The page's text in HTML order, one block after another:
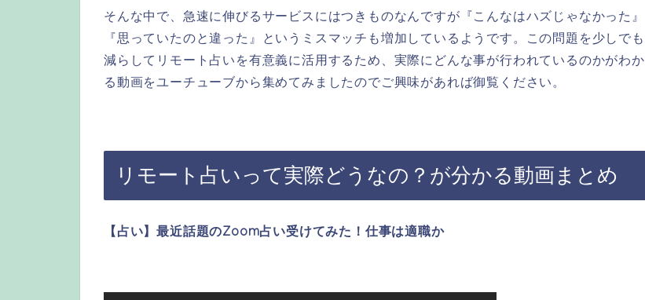
そんな中で、急速に伸びるサービスにはつきものなんですが『こんなはハズじゃなかった』
『思っていたのと違った』というミスマッチも増加しているようです。この問題を少しでも
減らしてリモート占いを有意義に活用するため、実際にどんな事が行われているのかがわか
る動画をユーチューブから集めてみましたのでご興味があれば御覧ください。
リモート占いって実際どうなの？が分かる動画まとめ
【占い】最近話題のZoom占い受けてみた！仕事は適職か